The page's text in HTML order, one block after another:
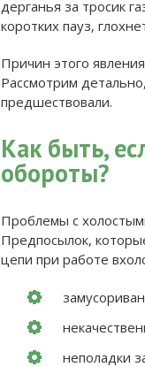
дерганья за тросик
коротких пауз,
Причин этого
Рассмотрим
предшествовали.
Как быть,
обороты?
Проблемы с
Предпосылок,
цепи при работе
неполадки